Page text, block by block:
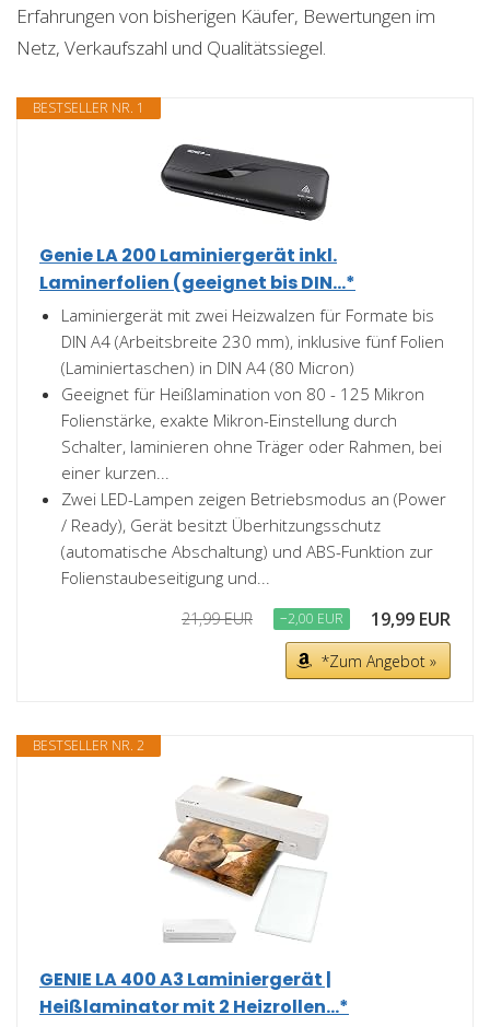
Erfahrungen von bisherigen Käufer, Bewertungen im
Netz, Verkaufszahl und Qualitätssiegel.
BESTSELLER NR. 1
Genie LA 200 Laminiergerät inkl.
Laminerfolien (geeignet bis DIN...*
Laminiergerät mit zwei Heizwalzen für Formate bis
DIN A4 (Arbeitsbreite 230 mm), inklusive fünf Folien
(Laminiertaschen) in DIN A4 (80 Micron)
Geeignet für Heißlamination von 80 - 125 Mikron
Folienstärke, exakte Mikron-Einstellung durch
Schalter, laminieren ohne Träger oder Rahmen, bei
einer kurzen...
Zwei LED-Lampen zeigen Betriebsmodus an (Power
/ Ready), Gerät besitzt Überhitzungsschutz
(automatische Abschaltung) und ABS-Funktion zur
Folienstaubeseitigung und...
21,99 EUR −2,00 EUR 19,99 EUR
*Zum Angebot »
BESTSELLER NR. 2
GENIE LA 400 A3 Laminiergerät |
Heißlaminator mit 2 Heizrollen...*